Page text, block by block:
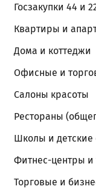
Госзакупки 44 и
Квартиры и
Дома и коттеджи
Офисные и
Салоны красоты
Рестораны
Школы и детские
Фитнес-центры
Торговые и